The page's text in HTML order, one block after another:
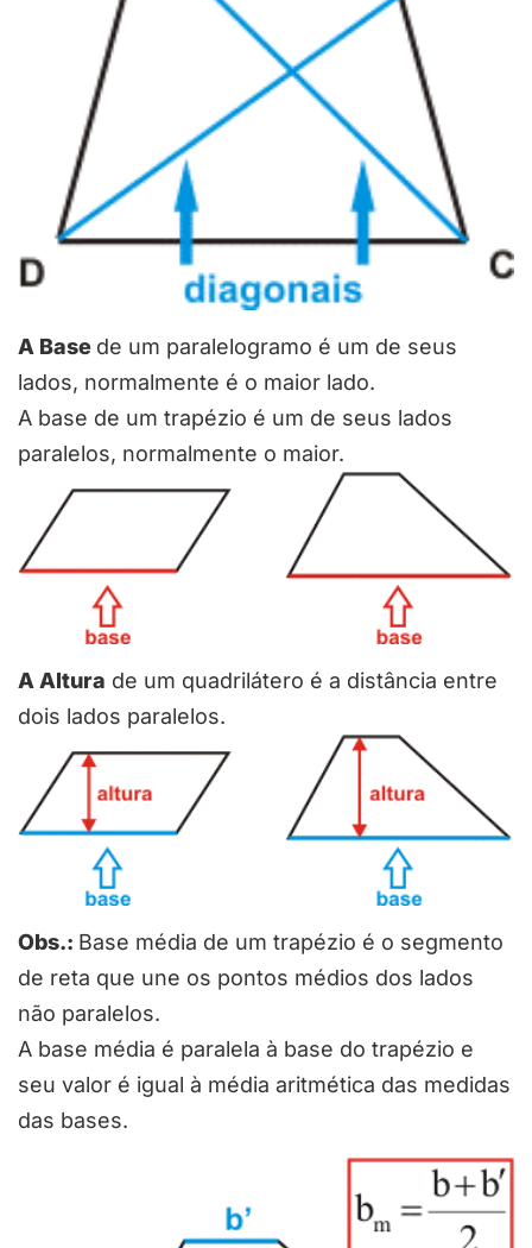
A Base de um paralelogramo é um de seus
lados, normalmente é o maior lado.
A base de um trapézio é um de seus lados
paralelos, normalmente o maior.
A Altura de um quadrilátero é a distância entre
dois lados paralelos.
Obs.: Base média de um trapézio é o segmento
de reta que une os pontos médios dos lados
não paralelos.
A base média é paralela à base do trapézio e
seu valor é igual à média aritmética das medidas
das bases.